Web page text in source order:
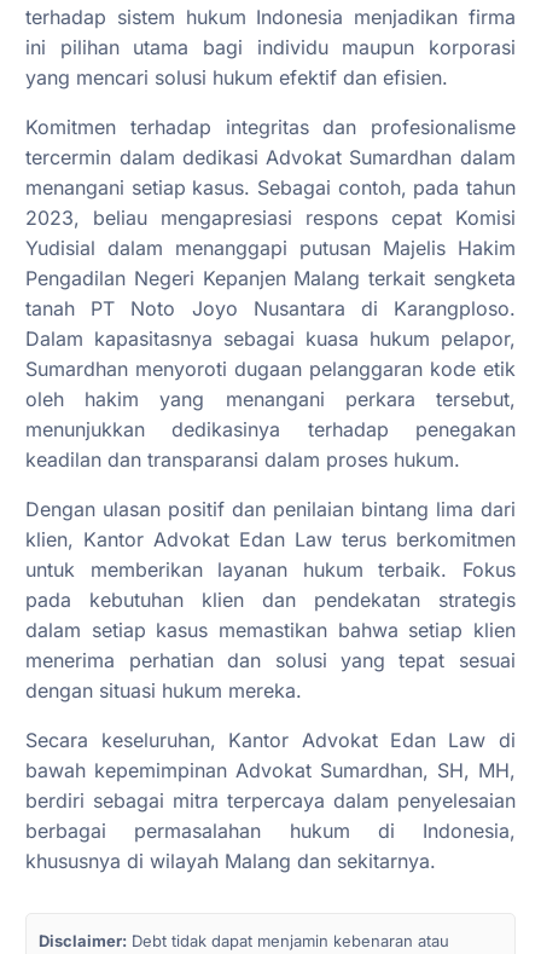
terhadap sistem hukum Indonesia menjadikan firma
ini pilihan utama bagi individu maupun korporasi
yang mencari solusi hukum efektif dan efisien.
Komitmen terhadap integritas dan profesionalisme
tercermin dalam dedikasi Advokat Sumardhan dalam
menangani setiap kasus. Sebagai contoh, pada tahun
2023, beliau mengapresiasi respons cepat Komisi
Yudisial dalam menanggapi putusan Majelis Hakim
Pengadilan Negeri Kepanjen Malang terkait sengketa
tanah PT Noto Joyo Nusantara di Karangploso.
Dalam kapasitasnya sebagai kuasa hukum pelapor,
Sumardhan menyoroti dugaan pelanggaran kode etik
oleh hakim yang menangani perkara tersebut,
menunjukkan dedikasinya terhadap penegakan
keadilan dan transparansi dalam proses hukum.
Dengan ulasan positif dan penilaian bintang lima dari
klien, Kantor Advokat Edan Law terus berkomitmen
untuk memberikan layanan hukum terbaik. Fokus
pada kebutuhan klien dan pendekatan strategis
dalam setiap kasus memastikan bahwa setiap klien
menerima perhatian dan solusi yang tepat sesuai
dengan situasi hukum mereka.
Secara keseluruhan, Kantor Advokat Edan Law di
bawah kepemimpinan Advokat Sumardhan, SH, MH,
berdiri sebagai mitra terpercaya dalam penyelesaian
berbagai permasalahan hukum di Indonesia,
khususnya di wilayah Malang dan sekitarnya.
Disclaimer: Debt tidak dapat menjamin kebenaran atau